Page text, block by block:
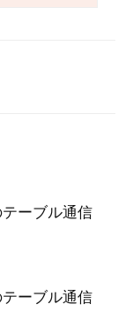
ーブル通信
ーブル通信